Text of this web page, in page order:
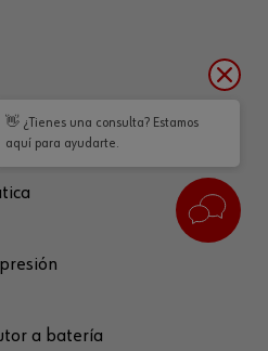
a batería
👋 ¿Tienes una consulta? Estamos
aquí para ayudarte.